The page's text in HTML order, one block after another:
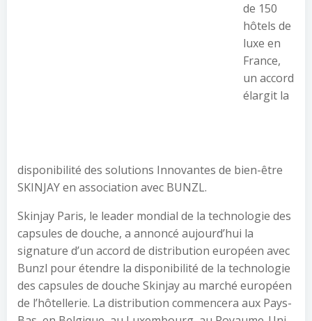
de 150
hôtels de
luxe en
France,
un accord
élargit la
disponibilité des solutions Innovantes de bien-être
SKINJAY en association avec BUNZL.
Skinjay Paris, le leader mondial de la technologie des
capsules de douche, a annoncé aujourd’hui la
signature d’un accord de distribution européen avec
Bunzl pour étendre la disponibilité de la technologie
des capsules de douche Skinjay au marché européen
de l’hôtellerie. La distribution commencera aux Pays-